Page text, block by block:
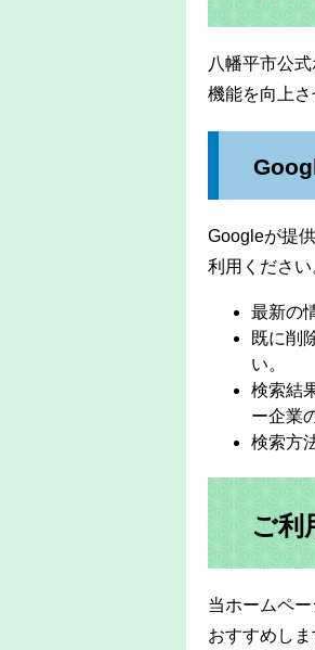
八幡平市公
機能を向上さ
Googleが提
利用ください
最新の
既に削
い。
検索結
ー企業
検索方
ご利
当ホームペ
おすすめし